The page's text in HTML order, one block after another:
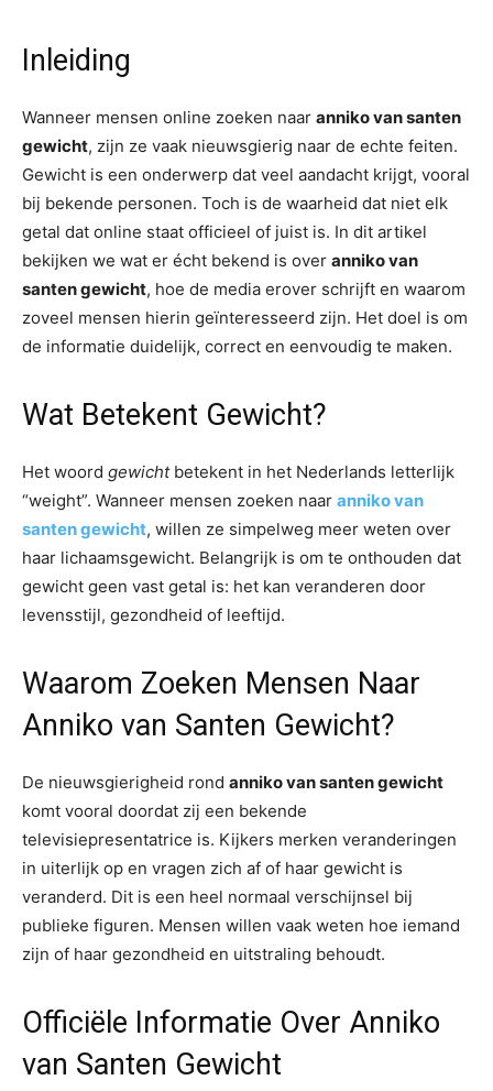
Inleiding
Wanneer mensen online zoeken naar anniko van santen
gewicht, zijn ze vaak nieuwsgierig naar de echte feiten.
Gewicht is een onderwerp dat veel aandacht krijgt, vooral
bij bekende personen. Toch is de waarheid dat niet elk
getal dat online staat officieel of juist is. In dit artikel
bekijken we wat er écht bekend is over anniko van
santen gewicht, hoe de media erover schrijft en waarom
zoveel mensen hierin geïnteresseerd zijn. Het doel is om
de informatie duidelijk, correct en eenvoudig te maken.
Wat Betekent Gewicht?
Het woord gewichtbetekent in het Nederlands letterlijk
“weight”. Wanneer mensen zoeken naar anniko van
santen gewicht, willen ze simpelweg meer weten over
haar lichaamsgewicht. Belangrijk is om te onthouden dat
gewicht geen vast getal is: het kan veranderen door
levensstijl, gezondheid of leeftijd.
Waarom Zoeken Mensen Naar
Anniko van Santen Gewicht?
De nieuwsgierigheid rond anniko van santen gewicht
komt vooral doordat zij een bekende
televisiepresentatrice is. Kijkers merken veranderingen
in uiterlijk op en vragen zich af of haar gewicht is
veranderd. Dit is een heel normaal verschijnsel bij
publieke figuren. Mensen willen vaak weten hoe iemand
zijn of haar gezondheid en uitstraling behoudt.
Officiële Informatie Over Anniko
van Santen Gewicht